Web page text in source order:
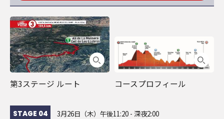
第3ステージ ルート コースプロフィール
STAGE 04 3月26日（木）午後11:20 - 深夜2:00